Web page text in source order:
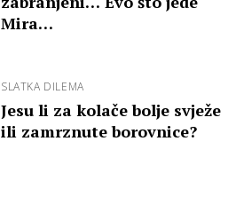
Mira…
SLATKA DILEMA
Jesu li za kolače bolje svježe
ili zamrznute borovnice?